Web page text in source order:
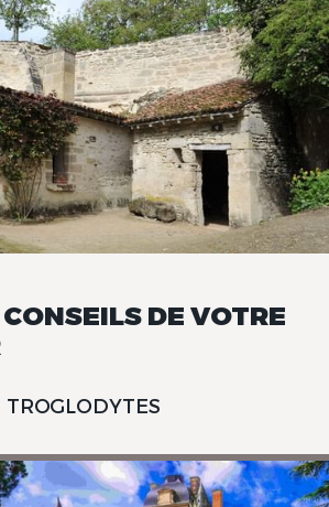
DE VOTRE
TROGLODYTES